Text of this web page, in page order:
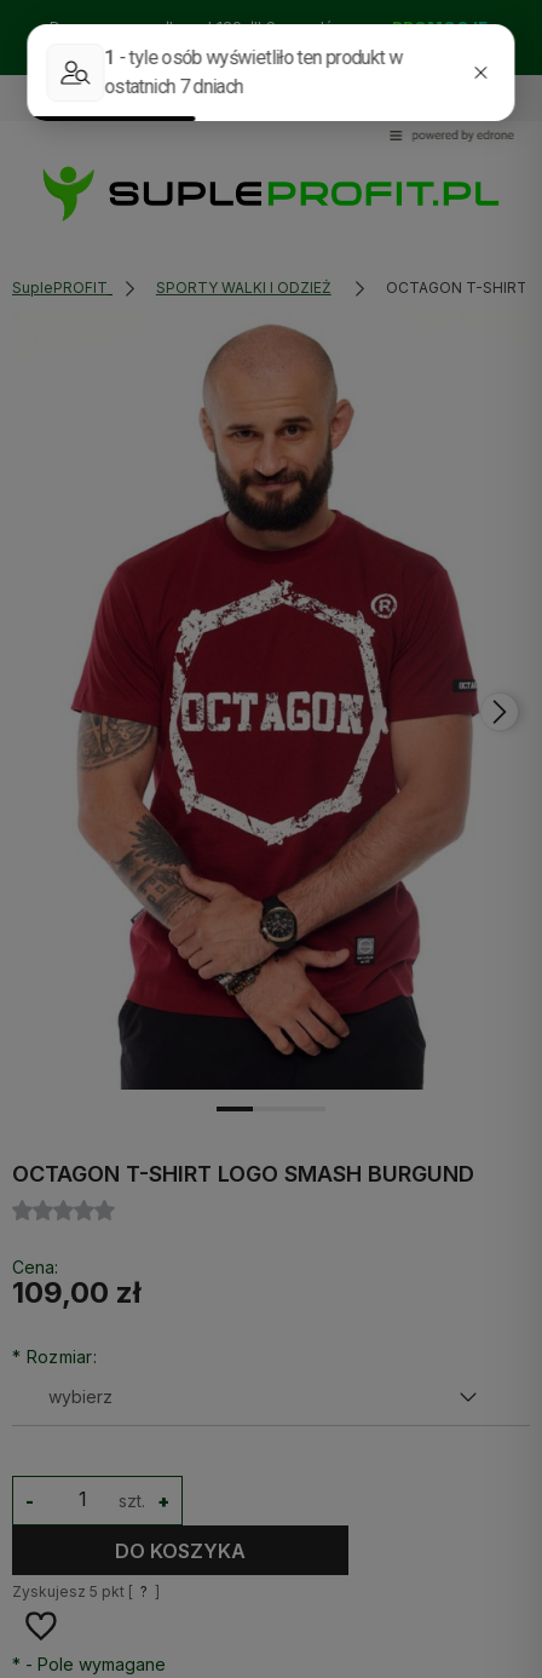
Darmowa wysyłka od 129zł!! Sprawdź nasze:PROMOCJE
BESTSELLERY
NOWOŚCI
535114318
SuplePROFIT SPORTY WALKI I ODZIEŻ OCTAGON T-SHIRT
OCTAGON T-SHIRT LOGO SMASH BURGUND
Cena:
109,00 zł
* Rozmiar:
szt. +
-
DO KOSZYKA
Zyskujesz 5 pkt [ ? ]
* - Pole wymagane